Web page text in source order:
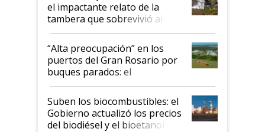
el impactante relato de la
tambera que sobrevivió al
tornado
“Alta preocupación” en los
puertos del Gran Rosario por
buques parados: el
funcionamiento de las
exportadoras en tensión tras
la medida de fuerza de los
prácticos
Suben los biocombustibles: el
Gobierno actualizó los precios
del biodiésel y el bioetanol